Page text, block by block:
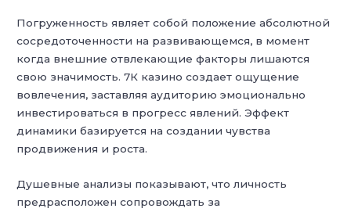
Погруженность являет собой положение абсолютной
сосредоточенности на развивающемся, в момент
когда внешние отвлекающие факторы лишаются
свою значимость. 7К казино создает ощущение
вовлечения, заставляя аудиторию эмоционально
инвестироваться в прогресс явлений. Эффект
динамики базируется на создании чувства
продвижения и роста.
Душевные анализы показывают, что личность
предрасположен сопровождать за